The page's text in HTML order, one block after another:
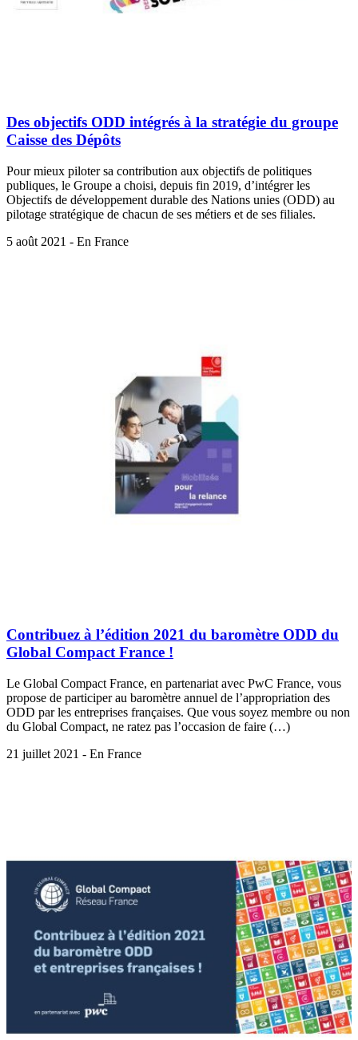
Des objectifs ODD intégrés à la stratégie du groupe
Caisse des Dépôts
Pour mieux piloter sa contribution aux objectifs de politiques
publiques, le Groupe a choisi, depuis fin 2019, d’intégrer les
Objectifs de développement durable des Nations unies (ODD) au
pilotage stratégique de chacun de ses métiers et de ses filiales.
5 août 2021 - En France
Contribuez à l’édition 2021 du baromètre ODD du
Global Compact France !
Le Global Compact France, en partenariat avec PwC France, vous
propose de participer au baromètre annuel de l’appropriation des
ODD par les entreprises françaises. Que vous soyez membre ou non
du Global Compact, ne ratez pas l’occasion de faire (…)
21 juillet 2021 - En France